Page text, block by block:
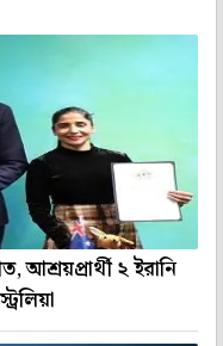
আশ্রয়প্রার্থী ২ ইরানি